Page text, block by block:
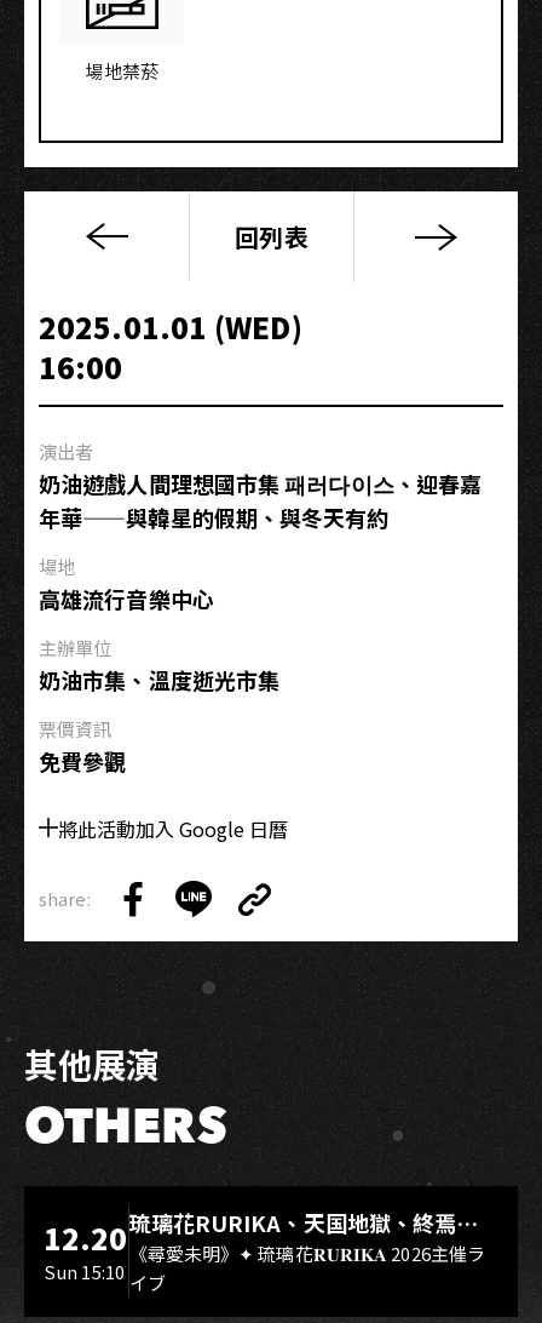
場地禁菸
放
兄
弟
春
酒
回列表
2025.01.01 (WED)
16:00
演出者
奶油遊戲人間理想國市集 패러다이스、迎春嘉
年華——與韓星的假期、與冬天有約
場地
高雄流行音樂中心
主辦單位
奶油市集、溫度逝光市集
票價資訊
免費參觀
將此活動加入 Google 日曆
share:
on
Facebook
on
LINE
Link
Copy
Link
其他展演
OTHERS
LIVE WAREHOUSE 小庫
12.20
Sun 15:10
琉璃花RURIKA、天国地獄、終焉
Rebirth、DUALIA、無我夢中、花奏
スマイル（O.A.）
《尋愛未明》✦ 琉璃花𝐑𝐔𝐑𝐈𝐊𝐀 2026主催ラ
イブ